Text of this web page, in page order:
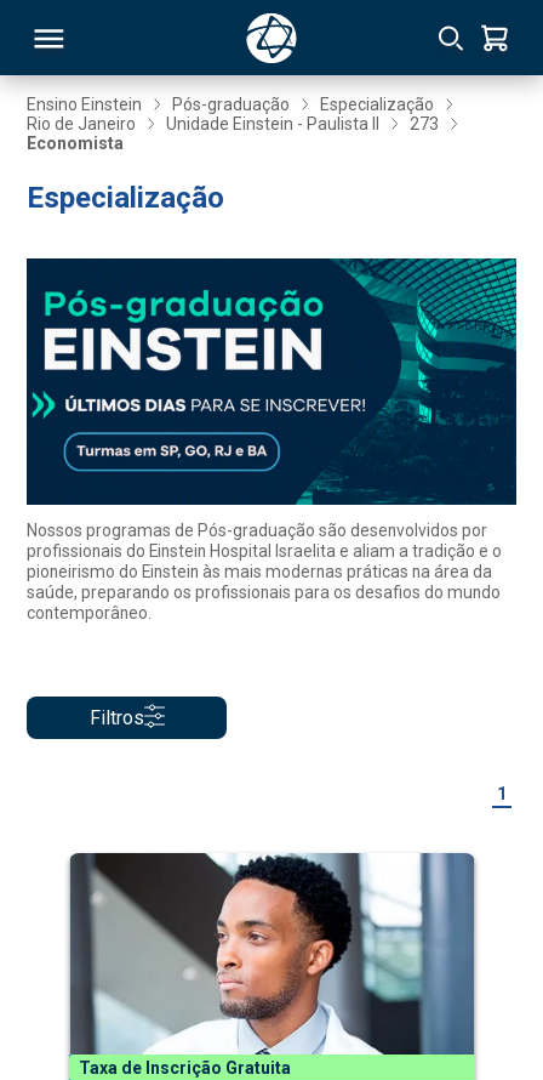
Ensino Einstein Pós-graduação
Especialização
Rio de Janeiro
Unidade Einstein - Paulista II
273
Economista
Especialização
Nossos programas de Pós-graduação são desenvolvidos por
profissionais do Einstein Hospital Israelita e aliam a tradição e o
pioneirismo do Einstein às mais modernas práticas na área da
saúde, preparando os profissionais para os desafios do mundo
contemporâneo.
Filtros
1
Taxa de Inscrição Gratuita